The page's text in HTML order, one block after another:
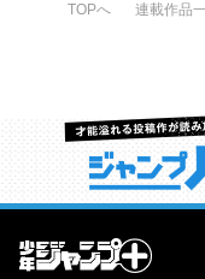
TOPへ 連載作品
才能溢れる投稿